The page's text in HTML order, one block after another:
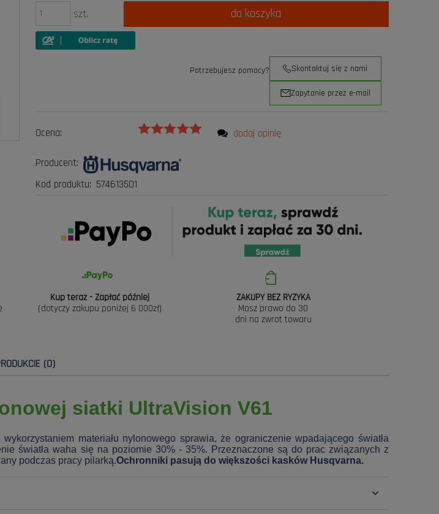
szt. do koszyka
Potrzebujesz pomocy? Skontaktuj się z nami
Zapytanie przez e-mail
Ocena:
Producent:
Kod produktu: 574613501
dodaj opinię
Kup teraz - Zapłać później
(dotyczy zakupu poniżej 6 000zł)
ZAKUPY BEZ RYZYKA
Masz prawo do 30
dni na zwrot towaru
(0)
siatki UltraVision V61
materiału nylonowego sprawia, że ograniczenie wpadającego światła
światła waha się na poziomie 30% - 35%. Przeznaczone są do prac związanych z
podczas pracy pilarką.Ochronniki pasują do większości kasków Husqvarna.